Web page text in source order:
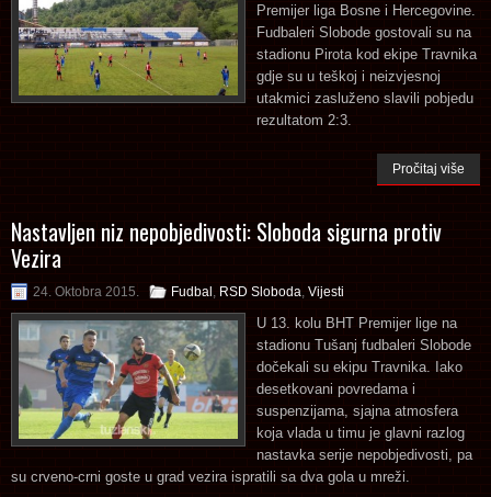
Premijer liga Bosne i Hercegovine.
Fudbaleri Slobode gostovali su na
stadionu Pirota kod ekipe Travnika
gdje su u teškoj i neizvjesnoj
utakmici zasluženo slavili pobjedu
rezultatom 2:3.
Pročitaj više
Nastavljen niz nepobjedivosti: Sloboda sigurna protiv
Vezira
24. Oktobra 2015. Fudbal RSD Sloboda Vijesti
U 13. kolu BHT Premijer lige na
stadionu Tušanj fudbaleri Slobode
dočekali su ekipu Travnika. Iako
desetkovani povredama i
suspenzijama, sjajna atmosfera
koja vlada u timu je glavni razlog
nastavka serije nepobjedivosti, pa
su crveno-crni goste u grad vezira ispratili sa dva gola u mreži.